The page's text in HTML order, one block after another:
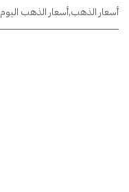
أسعار الذهب,أسعار الذهب اليوم